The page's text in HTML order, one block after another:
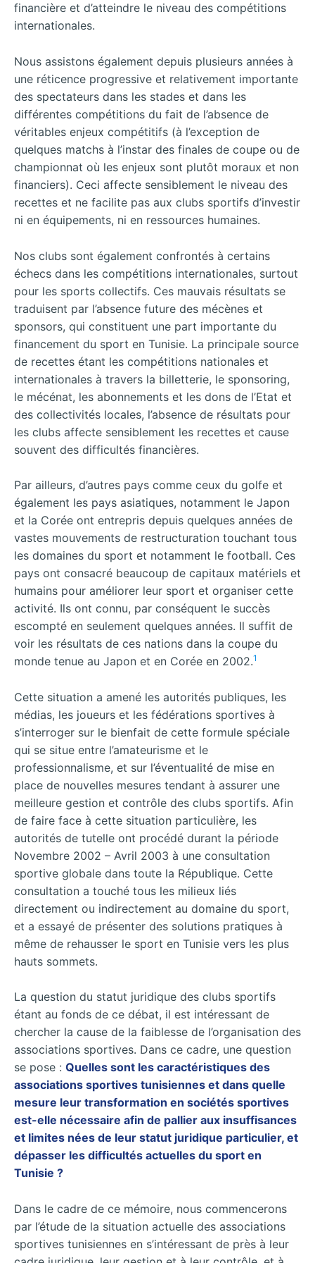
financière et d’atteindre le niveau des compétitions
internationales.
Nous assistons également depuis plusieurs années à
une réticence progressive et relativement importante
des spectateurs dans les stades et dans les
différentes compétitions du fait de l’absence de
véritables enjeux compétitifs (à l’exception de
quelques matchs à l’instar des finales de coupe ou de
championnat où les enjeux sont plutôt moraux et non
financiers). Ceci affecte sensiblement le niveau des
recettes et ne facilite pas aux clubs sportifs d’investir
ni en équipements, ni en ressources humaines.
Nos clubs sont également confrontés à certains
échecs dans les compétitions internationales, surtout
pour les sports collectifs. Ces mauvais résultats se
traduisent par l’absence future des mécènes et
sponsors, qui constituent une part importante du
financement du sport en Tunisie. La principale source
de recettes étant les compétitions nationales et
internationales à travers la billetterie, le sponsoring,
le mécénat, les abonnements et les dons de l’Etat et
des collectivités locales, l’absence de résultats pour
les clubs affecte sensiblement les recettes et cause
souvent des difficultés financières.
Par ailleurs, d’autres pays comme ceux du golfe et
également les pays asiatiques, notamment le Japon
et la Corée ont entrepris depuis quelques années de
vastes mouvements de restructuration touchant tous
les domaines du sport et notamment le football. Ces
pays ont consacré beaucoup de capitaux matériels et
humains pour améliorer leur sport et organiser cette
activité. Ils ont connu, par conséquent le succès
escompté en seulement quelques années. Il suffit de
voir les résultats de ces nations dans la coupe du
monde tenue au Japon et en Corée en 2002.1
Cette situation a amené les autorités publiques, les
médias, les joueurs et les fédérations sportives à
s’interroger sur le bienfait de cette formule spéciale
qui se situe entre l’amateurisme et le
professionnalisme, et sur l’éventualité de mise en
place de nouvelles mesures tendant à assurer une
meilleure gestion et contrôle des clubs sportifs. Afin
de faire face à cette situation particulière, les
autorités de tutelle ont procédé durant la période
Novembre 2002 – Avril 2003 à une consultation
sportive globale dans toute la République. Cette
consultation a touché tous les milieux liés
directement ou indirectement au domaine du sport,
et a essayé de présenter des solutions pratiques à
même de rehausser le sport en Tunisie vers les plus
hauts sommets.
La question du statut juridique des clubs sportifs
étant au fonds de ce débat, il est intéressant de
chercher la cause de la faiblesse de l’organisation des
associations sportives. Dans ce cadre, une question
se pose : Quelles sont les caractéristiques des
associations sportives tunisiennes et dans quelle
mesure leur transformation en sociétés sportives
est-elle nécessaire afin de pallier aux insuffisances
et limites nées de leur statut juridique particulier, et
dépasser les difficultés actuelles du sport en
Tunisie ?
Dans le cadre de ce mémoire, nous commencerons
par l’étude de la situation actuelle des associations
sportives tunisiennes en s’intéressant de près à leur